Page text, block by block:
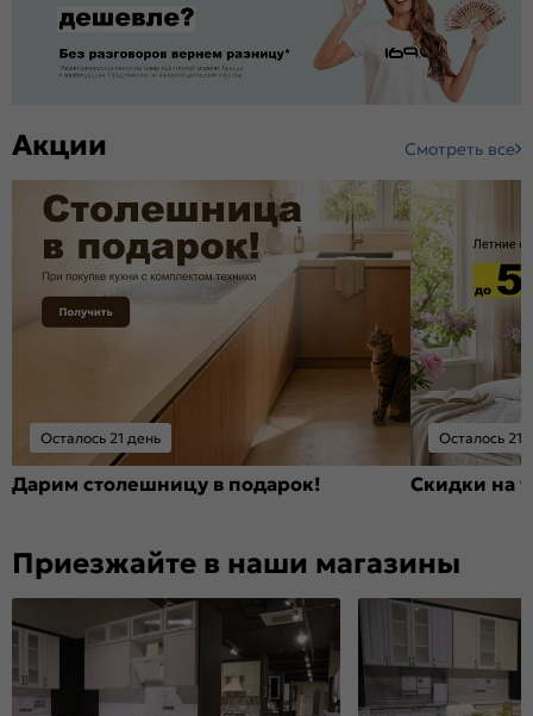
Акции Смотреть все
Осталось 21 день
Дарим столешницу в подарок!
Осталось 21
Скидки на
Приезжайте в наши магазины